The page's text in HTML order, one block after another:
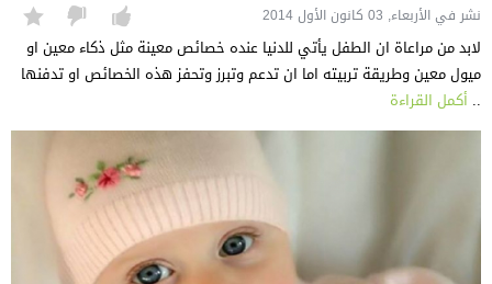
نشر في الأربعاء, 03 كانون الأول 2014
لابد من مراعاة ان الطفل يأتي للدنيا عنده خصائص معينة مثل ذكاء معين او
ميول معين وطريقة تربيته اما ان تدعم وتبرز وتحفز هذه الخصائص او تدفنها
.. أكمل القراءة